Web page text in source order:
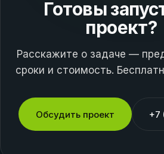
Готовы
проект?
Расскажите о задаче —
сроки и стоимость.
Обсудить проект +7